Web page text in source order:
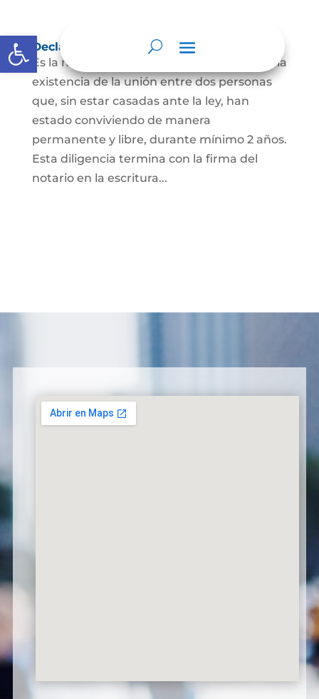
Abrir barra de herramientas
Declaración de Unión Marital de Hecho
Es la manifestación ante juez o notario de la
existencia de la unión entre dos personas
que, sin estar casadas ante la ley, han
estado conviviendo de manera
permanente y libre, durante mínimo 2 años.
Esta diligencia termina con la firma del
notario en la escritura...